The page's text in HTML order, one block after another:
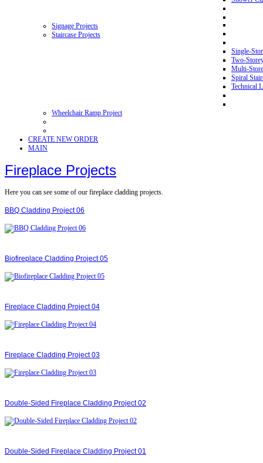
Signage Projects
Staircase Projects
Single-
Two-
Multi-
Spiral
Technical
Wheelchair Ramp Project
CREATE NEW ORDER
MAIN
Fireplace Projects
Here you can see some of our fireplace cladding projects.
BBQ Cladding Project 06
Biofireplace Cladding Project 05
Fireplace Cladding Project 04
Fireplace Cladding Project 03
Double-Sided Fireplace Cladding Project 02
Double-Sided Fireplace Cladding Project 01